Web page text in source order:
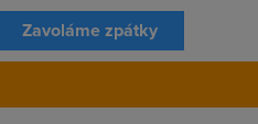
Zavoláme zpátky